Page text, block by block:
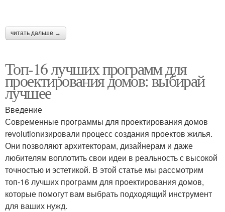
читать дальше →
Топ-16 лучших программ для
проектирования домов: выбирай
лучшее
Введение
Современные программы для проектирования домов
revolutionизировали процесс создания проектов жилья.
Они позволяют архитекторам, дизайнерам и даже
любителям воплотить свои идеи в реальность с высокой
точностью и эстетикой. В этой статье мы рассмотрим
топ-16 лучших программ для проектирования домов,
которые помогут вам выбрать подходящий инструмент
для ваших нужд.